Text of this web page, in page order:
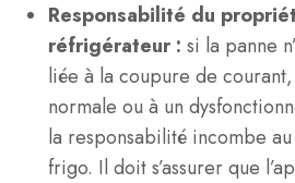
Responsabilité du
réfrigérateur : si la panne
liée à la coupure de
normale ou à un
la responsabilité incombe
frigo. Il doit s’assurer que